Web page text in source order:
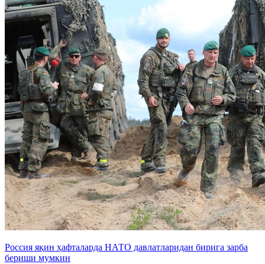
Россия яқин ҳафталарда НАТО давлатларидан бирига зарба
бериши мумкин